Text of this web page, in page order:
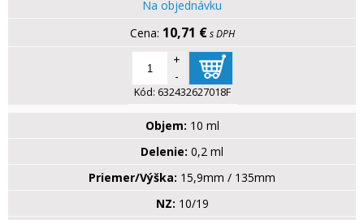
Na objednávku
10,71 € s DPH
+
-
Kód: 632432627018F
Objem: 10 ml
Delenie: 0,2 ml
Priemer/Výška: 15,9mm / 135mm
NZ: 10/19